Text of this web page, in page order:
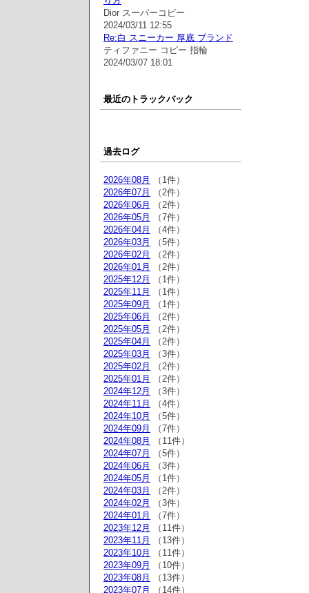
Dior スーパーコピー
2024/03/11 12:55
Re:白 スニーカー 厚底 ブランド
ティファニー コピー 指輪
2024/03/07 18:01
最近のトラックバック
過去ログ
2026年08月
（1件）
2026年07月
（2件）
2026年06月
（2件）
2026年05月
（7件）
2026年04月
（4件）
2026年03月
（5件）
2026年02月
（2件）
2026年01月
（2件）
2025年12月
（1件）
2025年11月
（1件）
2025年09月
（1件）
2025年06月
（2件）
2025年05月
（2件）
2025年04月
（2件）
2025年03月
（3件）
2025年02月
（2件）
2025年01月
（2件）
2024年12月
（3件）
2024年11月
（4件）
2024年10月
（5件）
2024年09月
（7件）
2024年08月
（11件）
2024年07月
（5件）
2024年06月
（3件）
2024年05月
（1件）
2024年03月
（2件）
2024年02月
（3件）
2024年01月
（7件）
2023年12月
（11件）
2023年11月
（13件）
2023年10月
（11件）
2023年09月
（10件）
2023年08月
（13件）
2023年07月
（14件）